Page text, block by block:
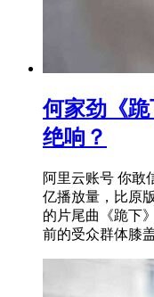
何家劲《
绝响？
阿里云账号 你敢
亿播放量，比原
的片尾曲《跪下
前的受众群体膝